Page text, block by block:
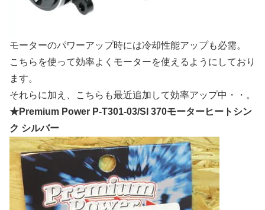
モーターのパワーアップ時には冷却性能アップも必需。
こちらを使って効率よくモーターを使えるようにしており
ます。
それらに加え、こちらも最近追加して効率アップ中・・。
★Premium Power P-T301-03/SI 370モーターヒートシン
ク シルバー